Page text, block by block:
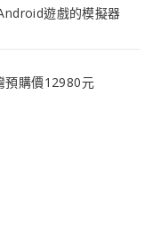
遊戲的模擬器
預購價12980元